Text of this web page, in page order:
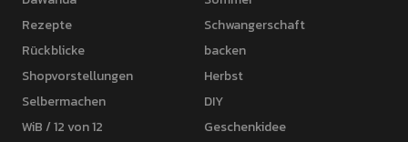
Rezepte
Rückblicke
Shopvorstellungen
Selbermachen
WiB / 12 von 12
Schwangerschaft
backen
Herbst
DIY
Geschenkidee